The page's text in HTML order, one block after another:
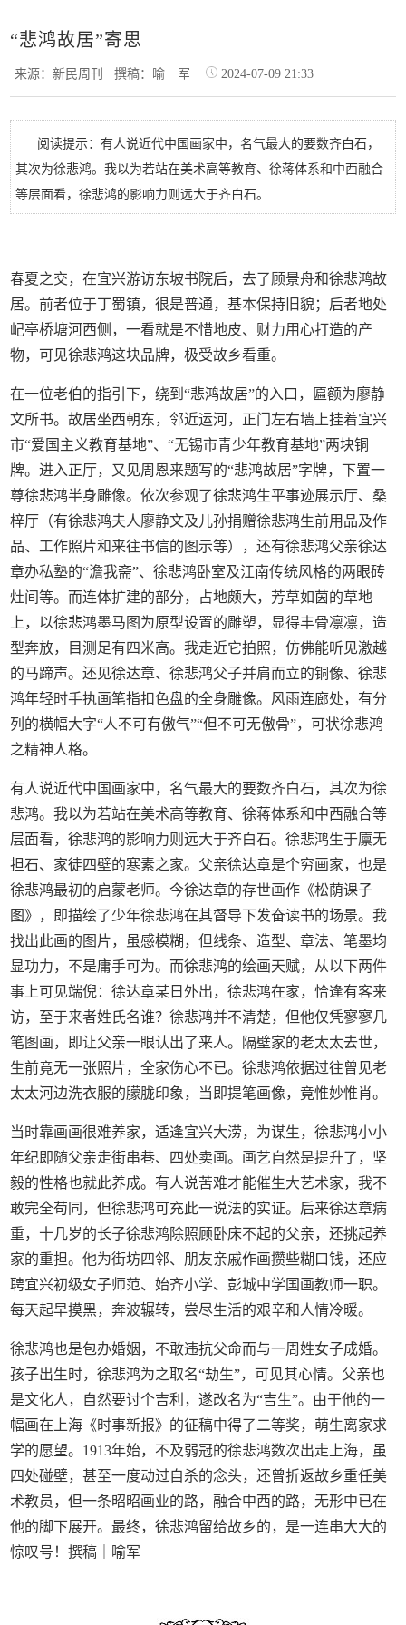
“悲鸿故居”寄思
来源：新民周刊撰稿：喻 军 2024-07-09 21:33
阅读提示：有人说近代中国画家中，名气最大的要数齐白石，
其次为徐悲鸿。我以为若站在美术高等教育、徐蒋体系和中西融合
等层面看，徐悲鸿的影响力则远大于齐白石。
春夏之交，在宜兴游访东坡书院后，去了顾景舟和徐悲鸿故
居。前者位于丁蜀镇，很是普通，基本保持旧貌；后者地处
屺亭桥塘河西侧，一看就是不惜地皮、财力用心打造的产
物，可见徐悲鸿这块品牌，极受故乡看重。
在一位老伯的指引下，绕到“悲鸿故居”的入口，匾额为廖静
文所书。故居坐西朝东，邻近运河，正门左右墙上挂着宜兴
市“爱国主义教育基地”、“无锡市青少年教育基地”两块铜
牌。进入正厅，又见周恩来题写的“悲鸿故居”字牌，下置一
尊徐悲鸿半身雕像。依次参观了徐悲鸿生平事迹展示厅、桑
梓厅（有徐悲鸿夫人廖静文及儿孙捐赠徐悲鸿生前用品及作
品、工作照片和来往书信的图示等），还有徐悲鸿父亲徐达
章办私塾的“澹我斋”、徐悲鸿卧室及江南传统风格的两眼砖
灶间等。而连体扩建的部分，占地颇大，芳草如茵的草地
上，以徐悲鸿墨马图为原型设置的雕塑，显得丰骨凛凛，造
型奔放，目测足有四米高。我走近它拍照，仿佛能听见激越
的马蹄声。还见徐达章、徐悲鸿父子并肩而立的铜像、徐悲
鸿年轻时手执画笔指扣色盘的全身雕像。风雨连廊处，有分
列的横幅大字“人不可有傲气”“但不可无傲骨”，可状徐悲鸿
之精神人格。
有人说近代中国画家中，名气最大的要数齐白石，其次为徐
悲鸿。我以为若站在美术高等教育、徐蒋体系和中西融合等
层面看，徐悲鸿的影响力则远大于齐白石。徐悲鸿生于廪无
担石、家徒四壁的寒素之家。父亲徐达章是个穷画家，也是
徐悲鸿最初的启蒙老师。今徐达章的存世画作《松荫课子
图》，即描绘了少年徐悲鸿在其督导下发奋读书的场景。我
找出此画的图片，虽感模糊，但线条、造型、章法、笔墨均
显功力，不是庸手可为。而徐悲鸿的绘画天赋，从以下两件
事上可见端倪：徐达章某日外出，徐悲鸿在家，恰逢有客来
访，至于来者姓氏名谁？徐悲鸿并不清楚，但他仅凭寥寥几
笔图画，即让父亲一眼认出了来人。隔壁家的老太太去世，
生前竟无一张照片，全家伤心不已。徐悲鸿依据过往曾见老
太太河边洗衣服的朦胧印象，当即提笔画像，竟惟妙惟肖。
当时靠画画很难养家，适逢宜兴大涝，为谋生，徐悲鸿小小
年纪即随父亲走街串巷、四处卖画。画艺自然是提升了，坚
毅的性格也就此养成。有人说苦难才能催生大艺术家，我不
敢完全苟同，但徐悲鸿可充此一说法的实证。后来徐达章病
重，十几岁的长子徐悲鸿除照顾卧床不起的父亲，还挑起养
家的重担。他为街坊四邻、朋友亲戚作画攒些糊口钱，还应
聘宜兴初级女子师范、始齐小学、彭城中学国画教师一职。
每天起早摸黑，奔波辗转，尝尽生活的艰辛和人情冷暖。
徐悲鸿也是包办婚姻，不敢违抗父命而与一周姓女子成婚。
孩子出生时，徐悲鸿为之取名“劫生”，可见其心情。父亲也
是文化人，自然要讨个吉利，遂改名为“吉生”。由于他的一
幅画在上海《时事新报》的征稿中得了二等奖，萌生离家求
学的愿望。1913年始，不及弱冠的徐悲鸿数次出走上海，虽
四处碰壁，甚至一度动过自杀的念头，还曾折返故乡重任美
术教员，但一条昭昭画业的路，融合中西的路，无形中已在
他的脚下展开。最终，徐悲鸿留给故乡的，是一连串大大的
惊叹号！撰稿｜喻军